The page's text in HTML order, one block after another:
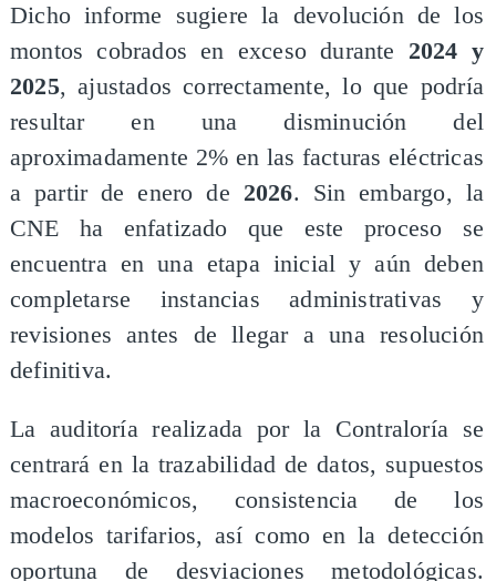
Dicho informe sugiere la devolución de los
montos cobrados en exceso durante 2024 y
2025, ajustados correctamente, lo que podría
resultar en una disminución del
aproximadamente 2% en las facturas eléctricas
a partir de enero de 2026. Sin embargo, la
CNE ha enfatizado que este proceso se
encuentra en una etapa inicial y aún deben
completarse instancias administrativas y
revisiones antes de llegar a una resolución
definitiva.
La auditoría realizada por la Contraloría se
centrará en la trazabilidad de datos, supuestos
macroeconómicos, consistencia de los
modelos tarifarios, así como en la detección
oportuna de desviaciones metodológicas.